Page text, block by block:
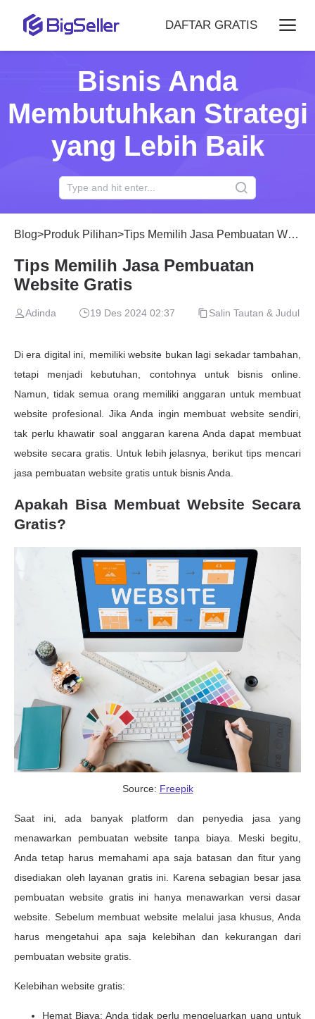
DAFTAR GRATIS
Bisnis Anda
Membutuhkan Strategi
yang Lebih Baik
Blog>Produk Pilihan>Tips Memilih Jasa Pembuatan Website Gratis
Tips Memilih Jasa Pembuatan
Website Gratis
Adinda 19 Des 2024 02:37 Salin Tautan & Judul